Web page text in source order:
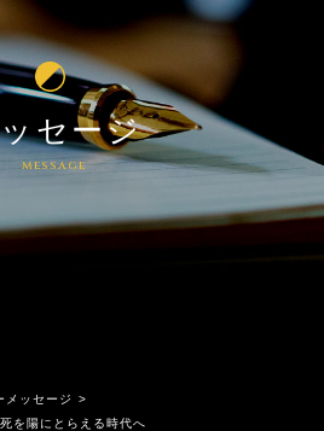
セージ
message
メッセージ
を陽にとらえる時代へ